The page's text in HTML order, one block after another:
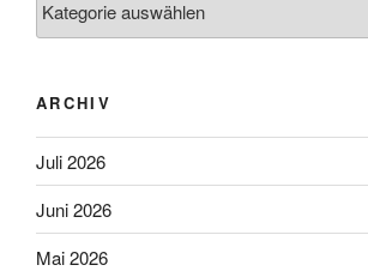
ARCHIV
Juli 2026
Juni 2026
Mai 2026